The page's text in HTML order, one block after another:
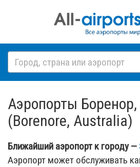
Аэропорты
(Borenore, Australia)
Ближайший аэропорт к городу —
Аэропорт может обслуживать